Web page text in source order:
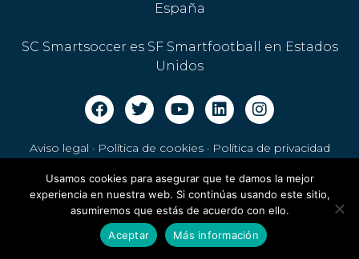
España
SC Smartsoccer es SF Smartfootball en Estados
Unidos
Aviso legal · Política de cookies· Política de privacidad
Usamos cookies para asegurar que te damos la mejor
experiencia en nuestra web. Si continúas usando este sitio,
asumiremos que estás de acuerdo con ello.
Aceptar
Más información